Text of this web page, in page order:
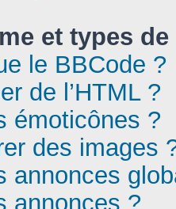
et types
le BBCode ?
de l’HTML ?
émoticônes ?
des images
annonces
annonces ?